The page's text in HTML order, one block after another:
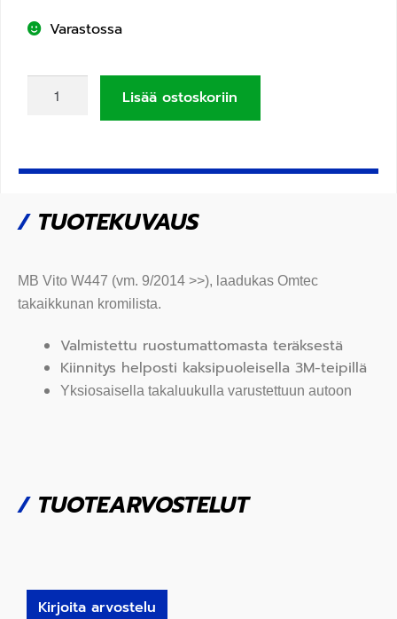
Varastossa
Lisää ostoskoriin
/TUOTEKUVAUS
MB Vito W447 (vm. 9/2014 >>), laadukas Omtec
takaikkunan kromilista.
Valmistettu ruostumattomasta teräksestä
Kiinnitys helposti kaksipuoleisella 3M-teipillä
Yksiosaisella takaluukulla varustettuun autoon
/TUOTEARVOSTELUT
Kirjoita arvostelu